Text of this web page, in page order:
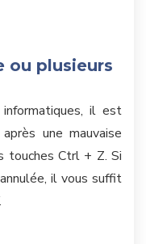
ou plusieurs
il est
après une mauvaise
touches Ctrl + Z. Si
il vous suffit